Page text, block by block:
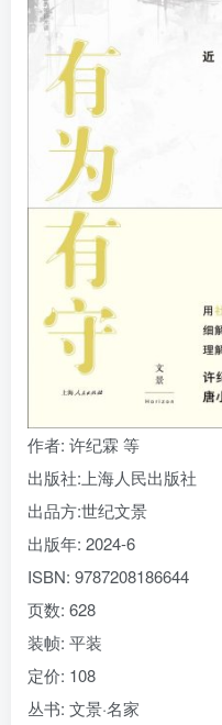
作者: 许纪霖 等
出版社: 上海人民出版社
出品方:世纪文景
出版年: 2024-6
ISBN: 9787208186644
页数: 628
装帧: 平装
定价: 108
丛书: 文景·名家